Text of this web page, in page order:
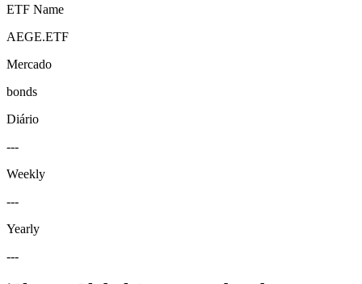
ETF Name
AEGE.ETF
Mercado
bonds
Diário
---
Weekly
---
Yearly
---